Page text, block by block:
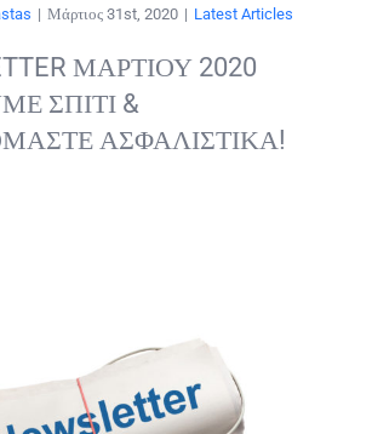
| Μάρτιος 31st, 2020 | Latest Articles
ΜΑΡΤΙΟΥ 2020
ΣΠΙΤΙ &
ΑΣΦΑΛΙΣΤΙΚΑ!